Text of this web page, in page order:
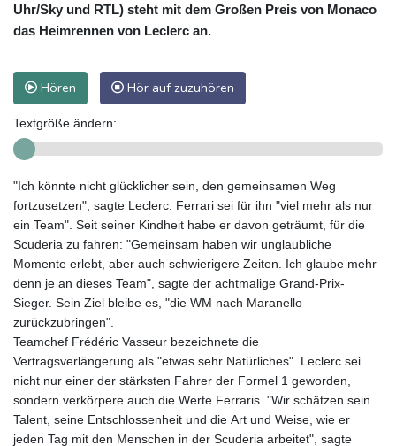
Uhr/Sky und RTL) steht mit dem Großen Preis von Monaco
das Heimrennen von Leclerc an.
Hören Hör auf zuzuhören
Textgröße ändern:
"Ich könnte nicht glücklicher sein, den gemeinsamen Weg
fortzusetzen", sagte Leclerc. Ferrari sei für ihn "viel mehr als nur
ein Team". Seit seiner Kindheit habe er davon geträumt, für die
Scuderia zu fahren: "Gemeinsam haben wir unglaubliche
Momente erlebt, aber auch schwierigere Zeiten. Ich glaube mehr
denn je an dieses Team", sagte der achtmalige Grand-Prix-
Sieger. Sein Ziel bleibe es, "die WM nach Maranello
zurückzubringen".
Teamchef Frédéric Vasseur bezeichnete die
Vertragsverlängerung als "etwas sehr Natürliches". Leclerc sei
nicht nur einer der stärksten Fahrer der Formel 1 geworden,
sondern verkörpere auch die Werte Ferraris. "Wir schätzen sein
Talent, seine Entschlossenheit und die Art und Weise, wie er
jeden Tag mit den Menschen in der Scuderia arbeitet", sagte